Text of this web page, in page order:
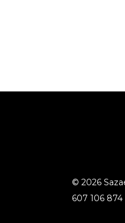
© 2026
607 106 874